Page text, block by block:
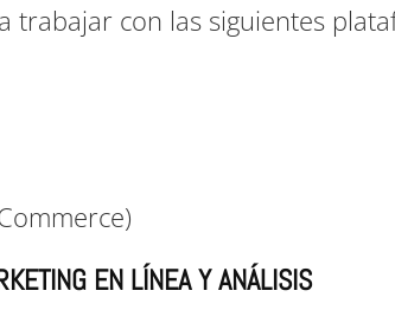
trabajar con las siguientes
EN LÍNEA Y ANÁLISIS